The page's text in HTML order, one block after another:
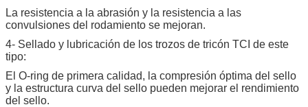
La resistencia a la abrasión y la resistencia a las
convulsiones del rodamiento se mejoran.
4- Sellado y lubricación de los trozos de tricón TCI de este
tipo:
El O-ring de primera calidad, la compresión óptima del sello
y la estructura curva del sello pueden mejorar el rendimiento
del sello.